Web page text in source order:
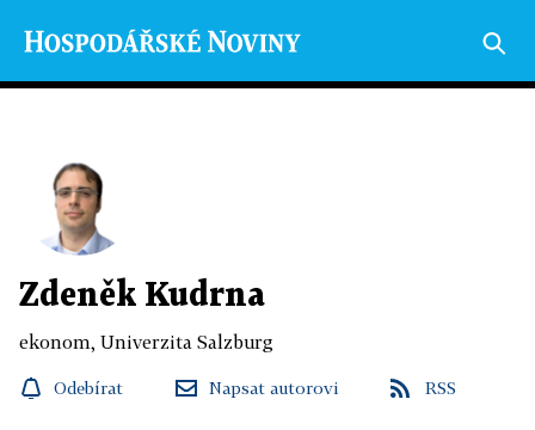
Zdeněk Kudrna
ekonom, Univerzita Salzburg
Odebírat Napsat autorovi RSS